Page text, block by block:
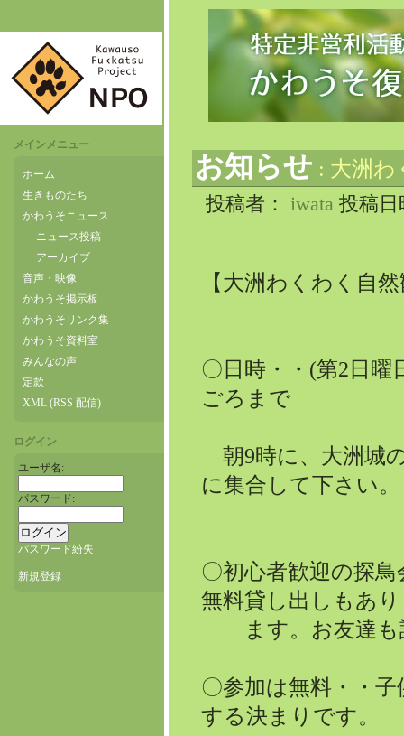
メインメニュー
ホーム
生きものたち
かわうそニュース
ニュース投稿
アーカイブ
音声・映像
かわうそ掲示板
かわうそリンク集
かわうそ資料室
みんなの声
定款
XML (RSS 配信)
ログイン
ユーザ名:
パスワード:
パスワード紛失
新規登録
お知らせ : 大洲わ
投稿者： iwata 投稿日
【大洲わくわく自
〇日時・・(第2日曜
ごろまで
朝9時に、大洲城
に集合して下さい。
〇初心者歓迎の探
無料貸し出しもあり
ます。お友達も
〇参加は無料・・
する決まりです。